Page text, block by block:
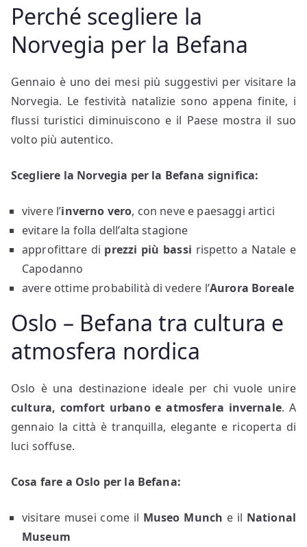
Perché scegliere la
Norvegia per la Befana
Gennaio è uno dei mesi più suggestivi per visitare la
Norvegia. Le festività natalizie sono appena finite, i
flussi turistici diminuiscono e il Paese mostra il suo
volto più autentico.
Scegliere la Norvegia per la Befana significa:
vivere l’inverno vero, con neve e paesaggi artici
evitare la folla dell’alta stagione
approfittare di prezzi più bassi rispetto a Natale e
Capodanno
avere ottime probabilità di vedere l’Aurora Boreale
Oslo – Befana tra cultura e
atmosfera nordica
Oslo è una destinazione ideale per chi vuole unire
cultura, comfort urbano e atmosfera invernale. A
gennaio la città è tranquilla, elegante e ricoperta di
luci soffuse.
Cosa fare a Oslo per la Befana:
visitare musei come il Museo Munch e il National
Museum